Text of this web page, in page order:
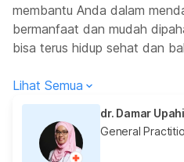
membantu Anda dalam
bermanfaat dan mudah
bisa terus hidup sehat dan
Lihat Semua
dr. Damar
General